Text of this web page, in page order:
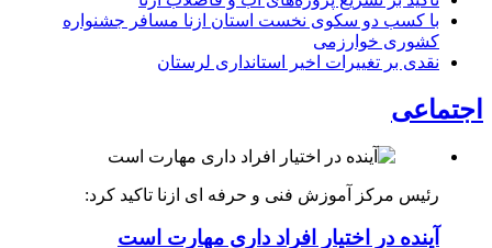
با کسب دو سکوی نخست استان ازنا مسافر جشنواره
کشوری خوارزمی
نقدی بر تغییرات اخیر استانداری لرستان
اجتماعی
رئیس مرکز آموزش فنی و حرفه ای ازنا تاکید کرد:
آینده در اختیار افراد داری مهارت است